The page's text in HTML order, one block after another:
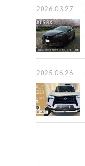
2026.03.27
2025.06.26